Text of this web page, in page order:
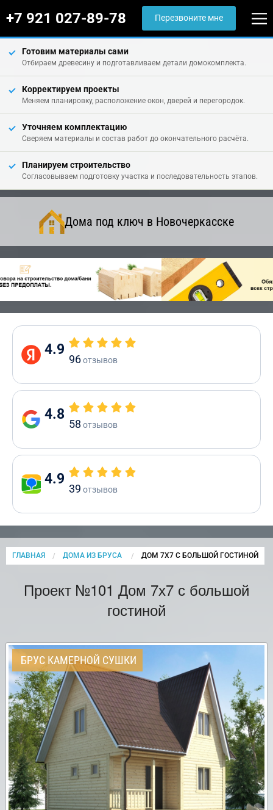
+7 921 027-89-78 Перезвоните мне
Готовим материалы сами
Отбираем древесину и подготавливаем детали домокомплекта.
Корректируем проекты
Меняем планировку, расположение окон, дверей и перегородок.
Уточняем комплектацию
Сверяем материалы и состав работ до окончательного расчёта.
Планируем строительство
Согласовываем подготовку участка и последовательность этапов.
Дома под ключ в Новочеркасске
4.9
96отзывов
4.8
58 отзывов
4.9
39 отзывов
ГЛАВНАЯ ДОМА ИЗ БРУСА CURRENT:
ДОМ 7Х7 С БОЛЬШОЙ ГОСТИНОЙ
Проект №101 Дом 7х7 с большой
гостиной
БРУС КАМЕРНОЙ СУШКИ